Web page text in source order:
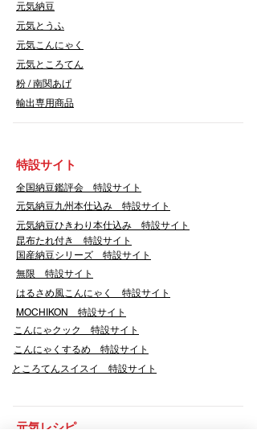
元気納豆
元気とうふ
元気こんにゃく
元気ところてん
​粉 / 南関あげ
輸出専用商品
​特設サイト
​全国納豆鑑評会 特設サイト
​元気納豆九州本仕込み 特設サイト
元気納豆ひきわり本仕込み 特設サイト
昆布たれ付き 特設サイト
国産納豆シリーズ 特設サイト
無限 特設サイト
はるさめ風こんにゃく 特設サイト
​MOCHIKON 特設サイト
こんにゃクック 特設サイト
こんにゃくするめ 特設サイト
​ところてんスイスイ 特設サイト
​元気レシピ